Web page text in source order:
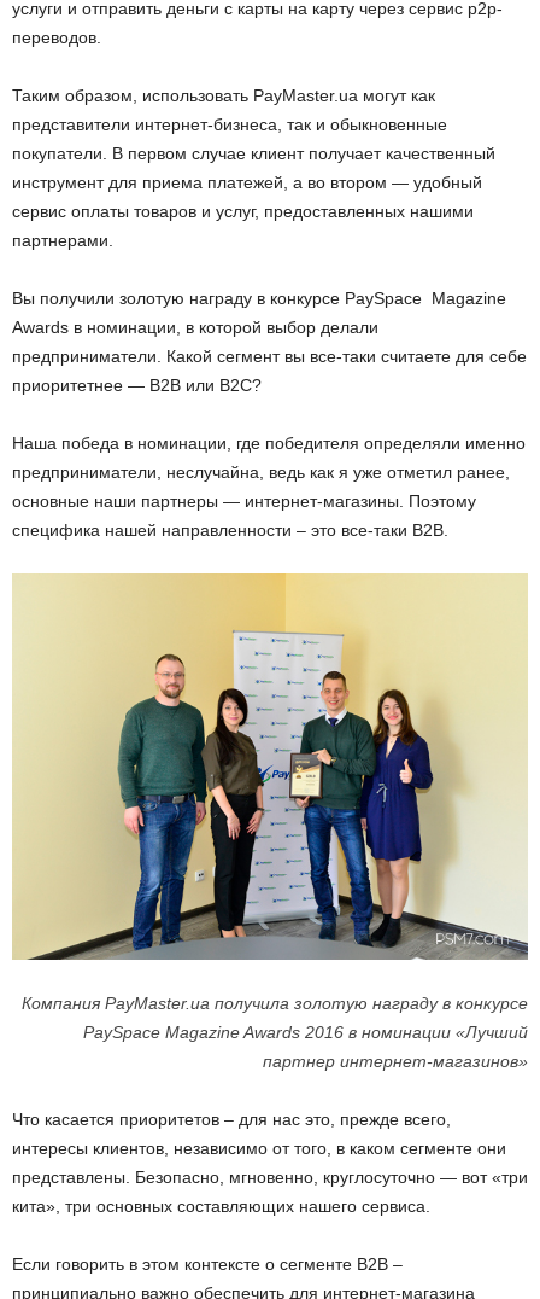
услуги и отправить деньги с карты на карту через сервис p2p-
переводов.
Таким образом, использовать PayMaster.ua могут как
представители интернет-бизнеса, так и обыкновенные
покупатели. В первом случае клиент получает качественный
инструмент для приема платежей, а во втором — удобный
сервис оплаты товаров и услуг, предоставленных нашими
партнерами.
Вы получили золотую награду в конкурсе PaySpace Magazine
Awards в номинации, в которой выбор делали
предприниматели. Какой сегмент вы все-таки считаете для себе
приоритетнее — B2B или B2C?
Наша победа в номинации, где победителя определяли именно
предприниматели, неслучайна, ведь как я уже отметил ранее,
основные наши партнеры — интернет-магазины. Поэтому
специфика нашей направленности – это все-таки B2B.
Компания PayMaster.ua получила золотую награду в конкурсе
PaySpace Magazine Awards 2016 в номинации «Лучший
партнер интернет-магазинов»
Что касается приоритетов – для нас это, прежде всего,
интересы клиентов, независимо от того, в каком сегменте они
представлены. Безопасно, мгновенно, круглосуточно — вот «три
кита», три основных составляющих нашего сервиса.
Если говорить в этом контексте о сегменте B2B –
принципиально важно обеспечить для интернет-магазина